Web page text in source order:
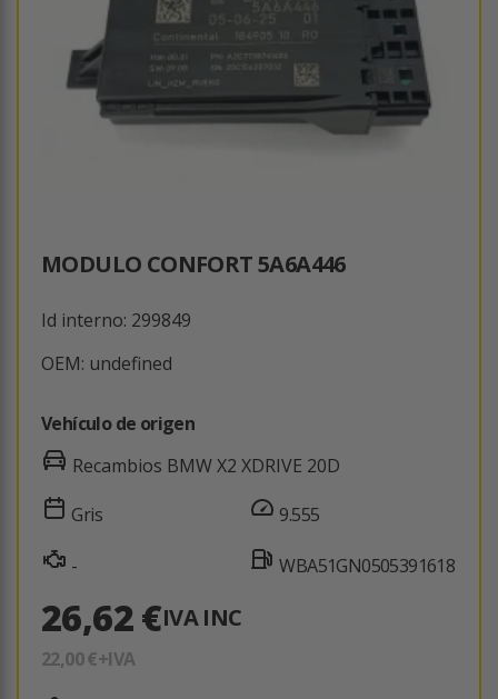
MODULO CONFORT 5A6A446
Id interno: 299849
OEM: undefined
Vehículo de origen
Recambios BMW X2 XDRIVE 20D
Gris
-
9.555
WBA51GN0505391618
26,62 €IVA INC
22,00 €+IVA